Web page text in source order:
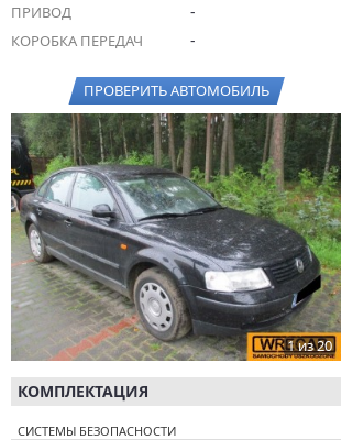
ПРИВОД -
КОРОБКА ПЕРЕДАЧ -
ПРОВЕРИТЬ АВТОМОБИЛЬ
1 из 20
КОМПЛЕКТАЦИЯ
СИСТЕМЫ БЕЗОПАСНОСТИ